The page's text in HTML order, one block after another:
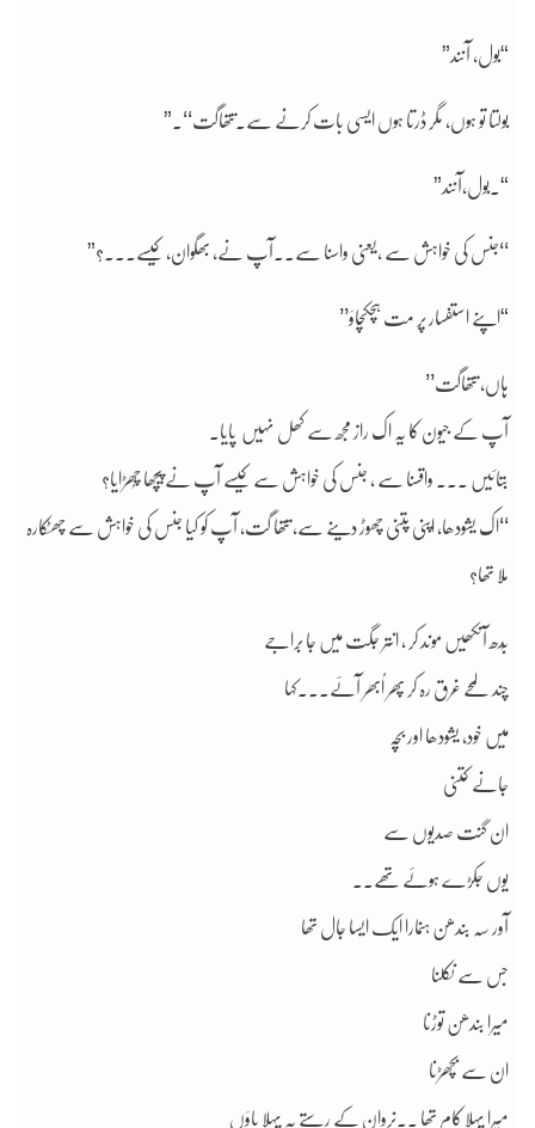
“بول، آنند”
بولتا تو ہوں، مگر ڈرتا ہوں ایسی بات کرنے سے۔تتھاگت‘‘۔”
“۔بول،آنند”
‘‘جنس کی خواہش سے ،یعنی واسنا سے۔۔آپ نے، بھگوان، کیسے۔۔۔؟”
“اپنے استفسار پر مت ہچکچاؤ’’
ہاں، تتھاگت’’
آپ کے جیون کا یہ اک راز مجھ سے کھل نہیں پایا۔
بتائیں ۔۔۔ واقسنا سے ، جنس کی خواہش سے کیسے آپ نے پیچھا چُھڑایا؟
‘‘اک یشودھا، اپنی پتنی چھوڑ دینے سے، تتھا گت، آپ کو کیا جنس کی خواہش سے چھٹکارہ
ملا تھا؟
بُدھ آنکھیں موند کر ، انتر جگت میں جا بِراجے
چند لمحے غرق رہ کر پھر اُبھر آئے۔۔۔کہا
میں خود، یشودھا اور بچہ
جانے کتنی
ان گنت صدیوں سے
یوں جکڑے ہوئے تھے۔۔
آور سہ بندھن ہنمارا ایک ایسا جال تھا
جس سے نکلنا
میرا بندھن توڑنا
ان سے بچھڑنا
میرا پہلا کام تھا ۔۔نروان کے رستے پہ پہلا پاؤں